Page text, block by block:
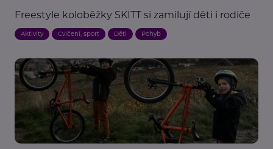
Freestyle koloběžky SKITT si zamilují děti i rodiče
Aktivity Cvičení, sport Děti Pohyb